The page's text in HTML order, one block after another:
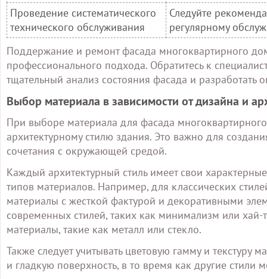
Проведение систематического
технического обслуживания
Следуйте
регулярному
Поддержание и ремонт фасада многоквартирного
профессионального подхода. Обратитесь к
тщательный анализ состояния фасада и
Выбор материала в зависимости от дизайна и
При выборе материала для фасада
архитектурному стилю здания. Это важно для
сочетания с окружающей средой.
Каждый архитектурный стиль имеет свои
типов материалов. Например, для классических
материалы с жесткой фактурой и декоративными
современных стилей, таких как минимализм или
материалы, такие как металл или стекло.
Также следует учитывать цветовую гамму и текстуру
и гладкую поверхность, в то время как другие стили